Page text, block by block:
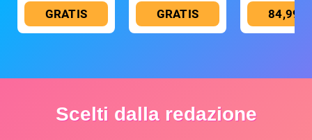
GRATIS GRATIS 84,99 €
Scelti dalla redazione